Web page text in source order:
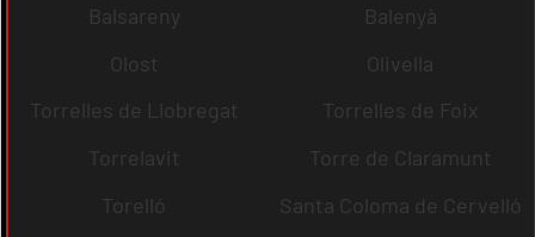
Balsareny
Balenyà
Olost
Olivella
Torrelles de Llobregat
Torrelles de Foix
Torrelavit
Torre de Claramunt
Torelló
Santa Coloma de Cervelló